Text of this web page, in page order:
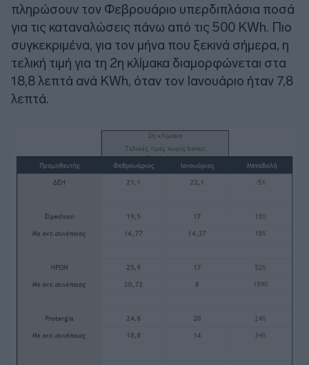
πληρώσουν τον Φεβρουάριο υπερδιπλάσια ποσά
για τις καταναλώσεις πάνω από τις 500 KWh. Πιο
συγκεκριμένα, για τον μήνα που ξεκινά σήμερα, η
τελική τιμή για τη 2η κλίμακα διαμορφώνεται στα
18,8 λεπτά ανά ΚWh, όταν τον Ιανουάριο ήταν 7,8
λεπτά.